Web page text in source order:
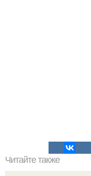
Читайте также